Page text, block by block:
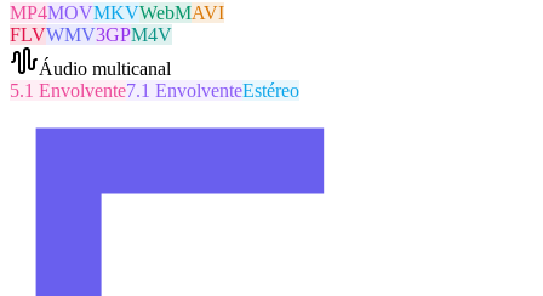
MP4MOVMKVWebMAVI
FLVWMV3GPM4V
Áudio multicanal
5.1 Envolvente7.1 EnvolventeEstéreo